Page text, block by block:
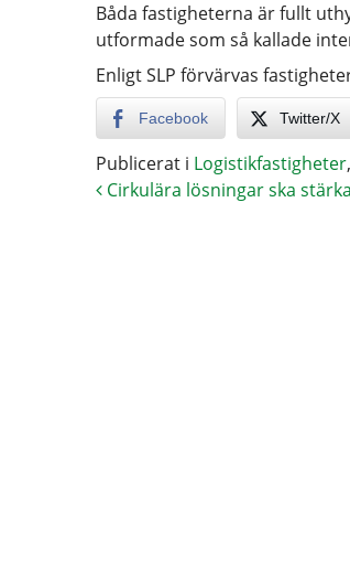
Båda fastigheterna är fullt
utformade som så kallade
Enligt SLP förvärvas
Facebook Twitter/X
Publicerat i Logistikfastigheter,
Cirkulära lösningar ska